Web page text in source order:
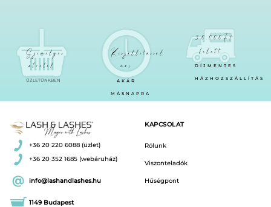
Személyes
átvétel
ÜZLETÜNKBEN
Kiszállítással
már
AKÁR
MÁSNAPRA
30.000Ft
felett
DÍJMENTES
HÁZHOZSZÁLLÍTÁS
+36 20 220 6088 (üzlet)
+36 20 352 1685 (webáruház)
info@lashandlashes.hu
1149 Budapest
KAPCSOLAT
Rólunk
Viszonteladók
Hűségpont